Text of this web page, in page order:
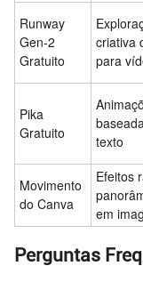
Runway
Gen-2
Gratuito
criativa
para
Pika
Gratuito
texto
Movimento
do Canva
Efeitos
em
Perguntas